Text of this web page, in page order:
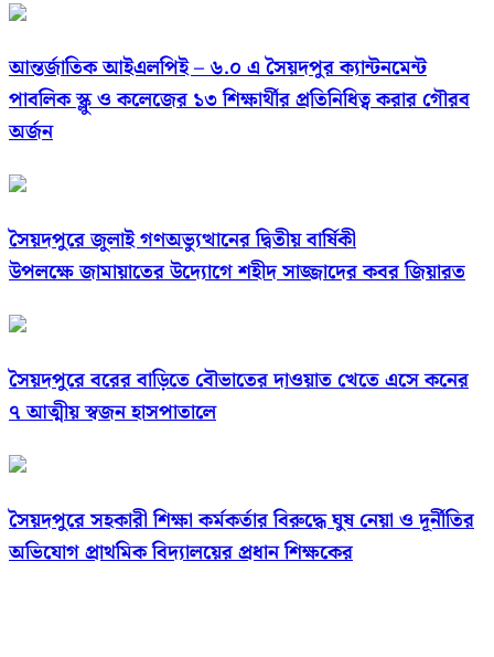
আন্তর্জাতিক আইএলপিই – ৬.০ এ সৈয়দপুর ক্যান্টনমেন্ট
পাবলিক স্ক্লু ও কলেজের ১৩ শিক্ষার্থীর প্রতিনিধিত্ব করার গৌরব
অর্জন
সৈয়দপুরে জুলাই গণঅভ্যুত্থানের দ্বিতীয় বার্ষিকী
উপলক্ষে জামায়াতের উদ্যোগে শহীদ সাজ্জাদের কবর জিয়ারত
সৈয়দপুরে বরের বাড়িতে বৌভাতের দাওয়াত খেতে এসে কনের
৭ আত্মীয় স্বজন হাসপাতালে
সৈয়দপুরে সহকারী শিক্ষা কর্মকর্তার বিরুদ্ধে ঘুষ নেয়া ও দূর্নীতির
অভিযোগ প্রাথমিক বিদ্যালয়ের প্রধান শিক্ষকের